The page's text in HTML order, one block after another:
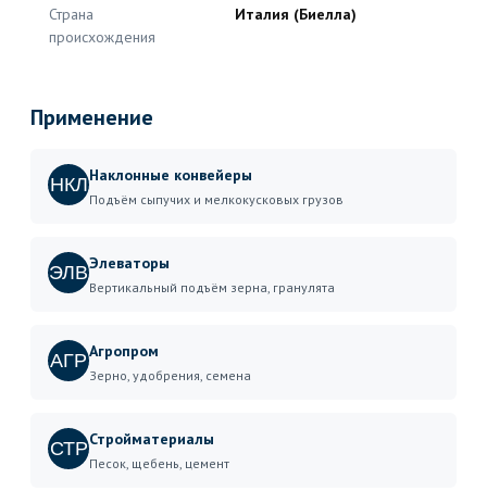
Страна
происхождения
Италия (Биелла)
Применение
НКЛНаклонные конвейеры
Подъём сыпучих и мелкокусковых грузов
ЭЛВЭлеваторы
Вертикальный подъём зерна, гранулята
АГРАгропром
Зерно, удобрения, семена
СТРСтройматериалы
Песок, щебень, цемент